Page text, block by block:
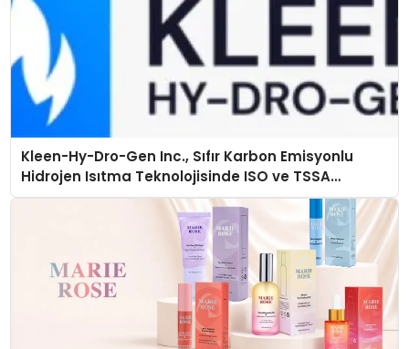
Kleen-Hy-Dro-Gen Inc., Sıfır Karbon Emisyonlu
Hidrojen Isıtma Teknolojisinde ISO ve TSSA
Düzenleyici Onaylarını Aldı